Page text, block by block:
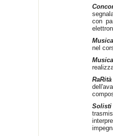
con
nel
RaRità